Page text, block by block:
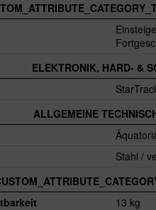
ELEKTRONIK, HARD- &
ALLGEMEINE
Stahl /
13 kg